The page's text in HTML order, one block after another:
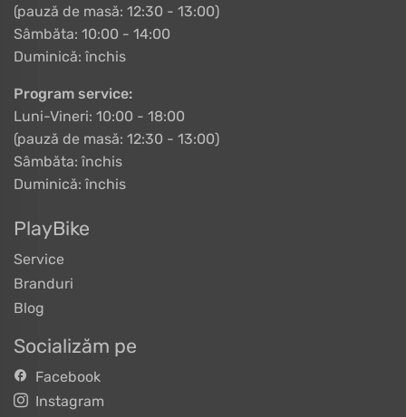
(pauză de masă: 12:30 - 13:00)
Sâmbăta: 10:00 - 14:00
Duminică: închis
Program service:
Luni-Vineri: 10:00 - 18:00
(pauză de masă: 12:30 - 13:00)
Sâmbăta: închis
Duminică: închis
PlayBike
Service
Branduri
Blog
Socializăm pe
Facebook
Instagram